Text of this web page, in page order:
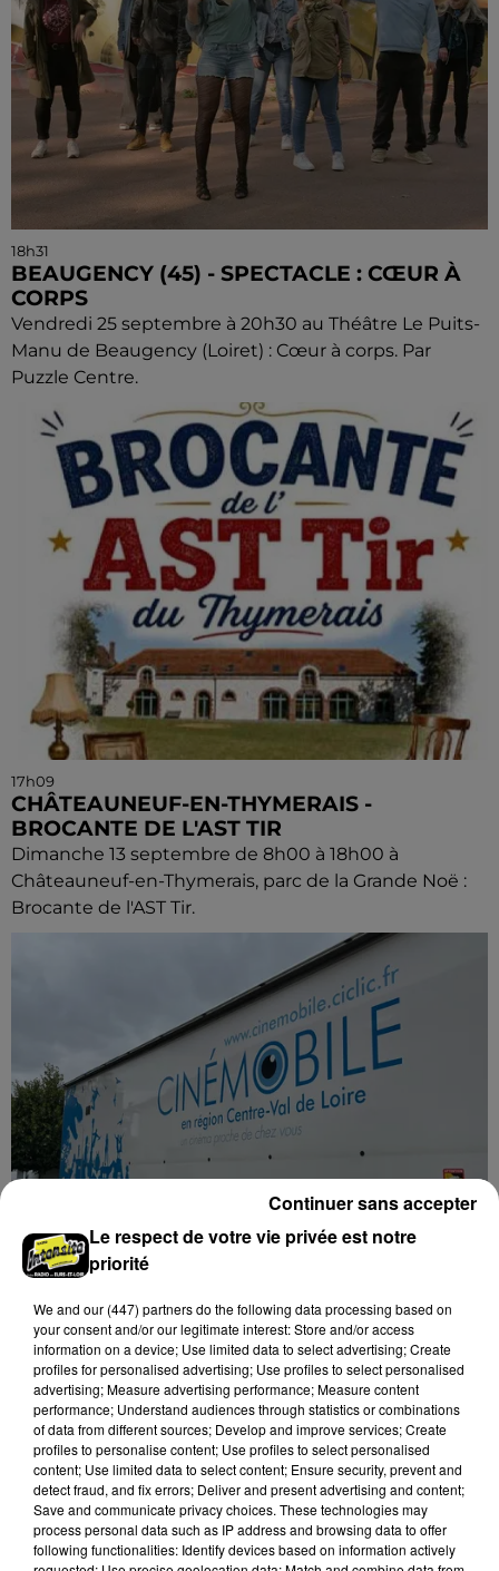
18h31
BEAUGENCY (45) - SPECTACLE : CŒUR À
CORPS
Vendredi 25 septembre à 20h30 au Théâtre Le Puits-
Manu de Beaugency (Loiret) : Cœur à corps. Par
Puzzle Centre.
17h09
CHÂTEAUNEUF-EN-THYMERAIS -
BROCANTE DE L'AST TIR
Dimanche 13 septembre de 8h00 à 18h00 à
Châteauneuf-en-Thymerais, parc de la Grande Noë :
Brocante de l'AST Tir.
17h07
ORGÈRES-EN-BEAUCE - CINÉMOBILE
Mercredi 7 octobre à Orgères-en-Beauce :
Cinémobile. 16h00 : Toy Story 5 18h00 : Compostelle.
20h30 : Les Gendarmes.
Le respect de votre vie privée est notre
priorité
We and our (447) partnersdo the following data processing based on
your consent and/or our legitimate interest: Store and/or access
information on a device; Use limited data to select advertising; Create
profiles for personalised advertising; Use profiles to select personalised
advertising; Measure advertising performance; Measure content
performance; Understand audiences through statistics or combinations
of data from different sources; Develop and improve services; Create
profiles to personalise content; Use profiles to select personalised
content; Use limited data to select content; Ensure security, prevent and
detect fraud, and fix errors; Deliver and present advertising and content;
Save and communicate privacy choices. These technologies may
process personal data such as IP address and browsing data to offer
following functionalities: Identify devices based on information actively
Continuer sans accepter